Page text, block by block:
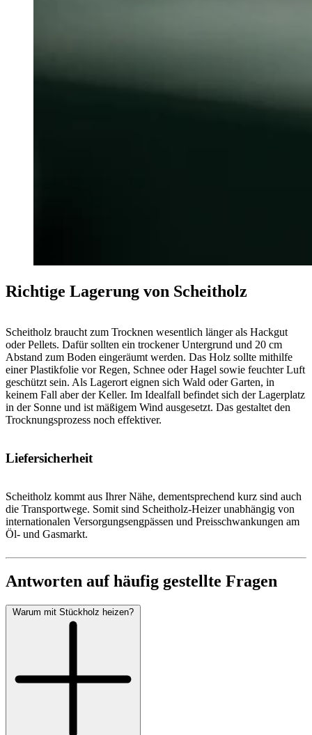
Richtige Lagerung von Scheitholz
Scheitholz braucht zum Trocknen wesentlich länger als Hackgut
oder Pellets. Dafür sollten ein trockener Untergrund und 20 cm
Abstand zum Boden eingeräumt werden. Das Holz sollte mithilfe
einer Plastikfolie vor Regen, Schnee oder Hagel sowie feuchter Luft
geschützt sein. Als Lagerort eignen sich Wald oder Garten, in
keinem Fall aber der Keller. Im Idealfall befindet sich der Lagerplatz
in der Sonne und ist mäßigem Wind ausgesetzt. Das gestaltet den
Trocknungsprozess noch effektiver.
Liefersicherheit
Scheitholz kommt aus Ihrer Nähe, dementsprechend kurz sind auch
die Transportwege. Somit sind Scheitholz-Heizer unabhängig von
internationalen Versorgungsengpässen und Preisschwankungen am
Öl- und Gasmarkt.
Antworten auf häufig gestellte Fragen
Warum mit Stückholz heizen?